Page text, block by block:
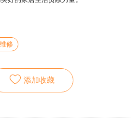
修
添加收藏